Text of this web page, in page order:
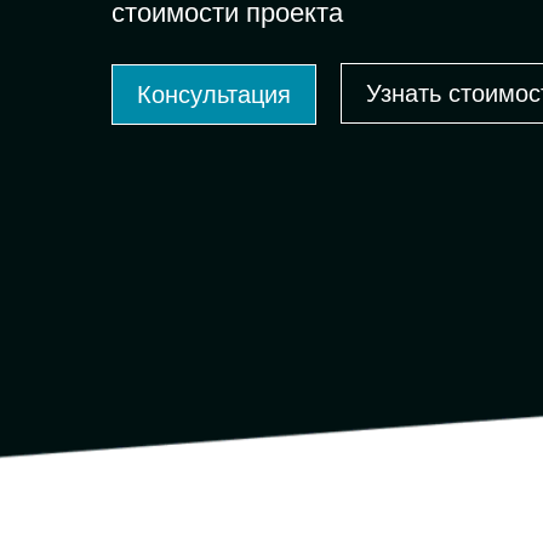
Консультация Узнать
стоимости проекта